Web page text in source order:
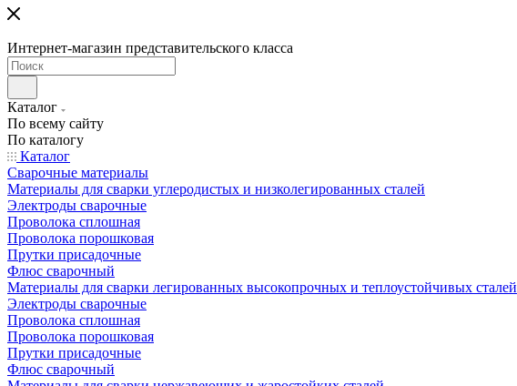
Интернет-магазин представительского класса
Каталог
По всему сайту
По каталогу
Каталог
Сварочные материалы
Материалы для сварки углеродистых и низколегированных сталей
Электроды сварочные
Проволока сплошная
Проволока порошковая
Прутки присадочные
Флюс сварочный
Материалы для сварки легированных высокопрочных и теплоустойчивых сталей
Электроды сварочные
Проволока сплошная
Проволока порошковая
Прутки присадочные
Флюс сварочный